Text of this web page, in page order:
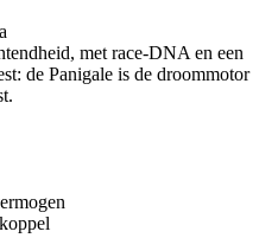
met race-DNA en een
de Panigale is de droommotor
koppel